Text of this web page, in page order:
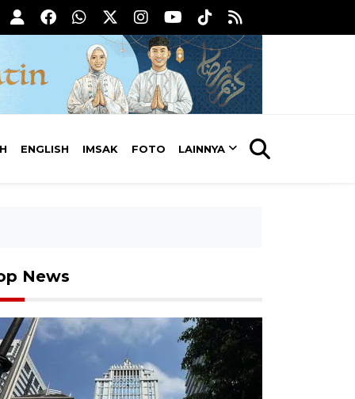
ENGLISH IMSAK FOTO LAINNYA
News